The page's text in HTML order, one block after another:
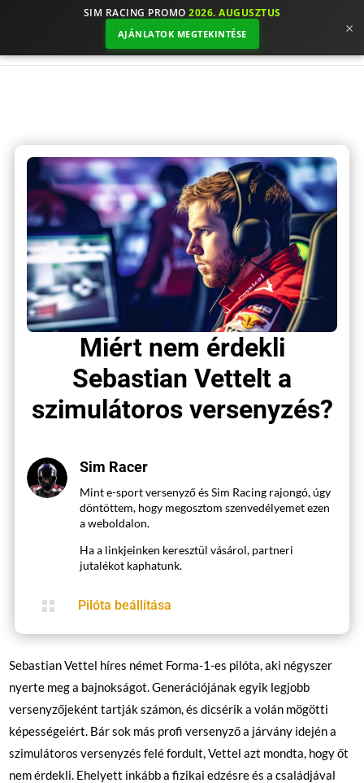
SIM RACING PROMO 2026. AUGUSZTUS
AJÁNLATOK MEGTEKINTÉSE ×
Miért nem érdekli
Sebastian Vettelt a
szimulátoros versenyzés?
Sim Racer
Mint e-sport versenyző és Sim Racing rajongó, úgy
döntöttem, hogy megosztom szenvedélyemet ezen
a weboldalon.
Ha a linkjeinken keresztül vásárol, partneri
jutalékot kaphatunk.
 Pilóta beállítása
Sebastian Vettel híres német Forma-1-es pilóta, aki négyszer
nyerte meg a bajnokságot. Generációjának egyik legjobb
versenyzőjeként tartják számon, és dicsérik a volán mögötti
képességeiért. Bár sok más profi versenyző a járvány idején a
szimulátoros versenyzés felé fordult, Vettel azt mondta, hogy őt
nem érdekli. Ehelyett inkább a fizikai edzésre és a családjával